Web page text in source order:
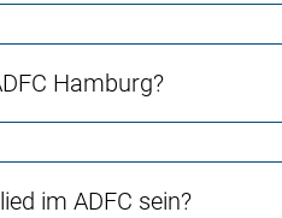
Hamburg?
im ADFC sein?